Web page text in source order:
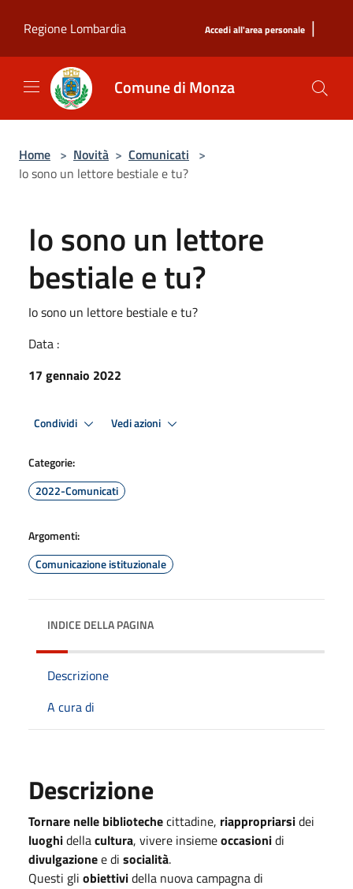
Regione Lombardia
Accedi all'area personale |
Comune di Monza
Home > Novità > Comunicati >
Io sono un lettore bestiale e tu?
Io sono un lettore
bestiale e tu?
Io sono un lettore bestiale e tu?
Data :
17 gennaio 2022
Condividi Vedi azioni
Categorie:
2022-Comunicati
Argomenti:
Comunicazione istituzionale
INDICE DELLA PAGINA
Descrizione
A cura di
Descrizione
Tornare nelle bibliotechecittadine, riappropriarsidei
luoghidellacultura, vivere insiemeoccasionidi
divulgazionee di socialità.
Questi gli obiettividella nuova campagna di